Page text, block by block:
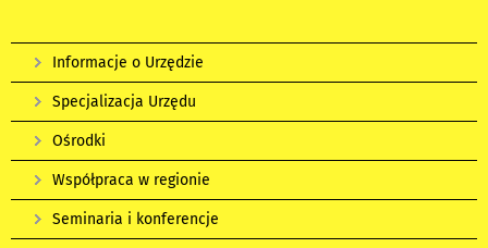
Informacje o Urzędzie
Specjalizacja Urzędu
Ośrodki
Współpraca w regionie
Seminaria i konferencje